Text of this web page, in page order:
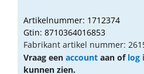
Artikelnummer: 1712374
Gtin: 8710364016853
Fabrikant artikel nummer:
Vraag een account aan of log
kunnen zien.